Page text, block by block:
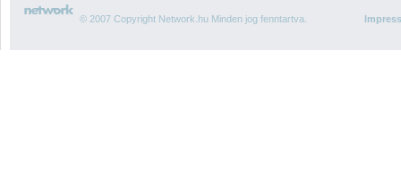
© 2007 Copyright Network.hu Minden jog fenntartva.